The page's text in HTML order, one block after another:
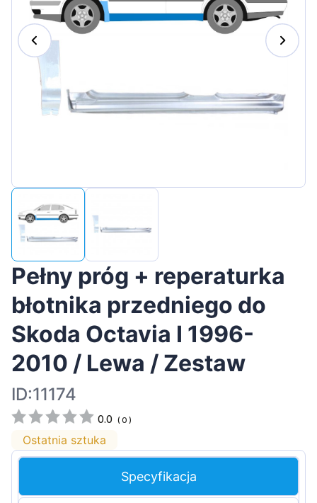
Magyar
Slovenian
Pełny próg + reperaturka
błotnika przedniego do
Skoda Octavia I 1996-
2010 / Lewa / Zestaw
ID:11174
0.0 (0 )
Ostatnia sztuka
Specyfikacja